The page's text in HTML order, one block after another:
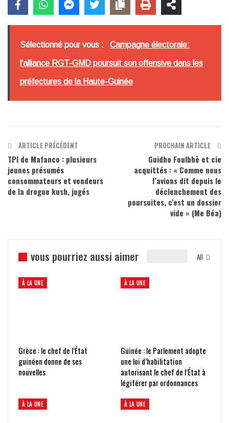
Sélectionné pour vous : Campagne électorale:
l'alliance RGT-GMD poursuit son offensive dans les
préfectures de la Haute-Guinée
ARTICLE PRÉCÉDENT
TPI de Mafanco : plusieurs
jeunes présumés
consommateurs et vendeurs
de la drogue kush, jugés
PROCHAIN ARTICLE
Guidho Foulbhè et cie
acquittés : « Comme nous
l’avions dit depuis le
déclenchement des
poursuites, c’est un dossier
vide » (Me Béa)
All
vous pourriez aussi aimer
À LA UNE
Grèce : le chef de l’État
guinéen donne de ses
nouvelles
À LA UNE
Guinée : le Parlement adopte
une loi d’habilitation
autorisant le chef de l’État à
légiférer par ordonnances
À LA UNE À LA UNE